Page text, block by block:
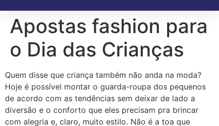
Apostas fashion para
o Dia das Crianças
Quem disse que criança também não anda na moda?
Hoje é possível montar o guarda-roupa dos pequenos
de acordo com as tendências sem deixar de lado a
diversão e o conforto que eles precisam pra brincar
com alegria e, claro, muito estilo. Não é a toa que